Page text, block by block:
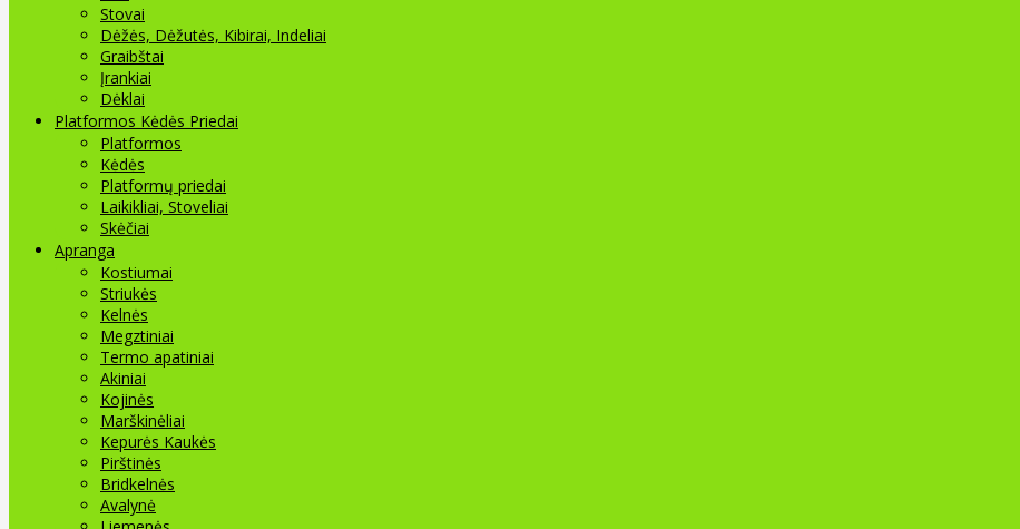
Stovai
Dėžės, Dėžutės, Kibirai, Indeliai
Graibštai
Įrankiai
Dėklai
Platformos Kėdės Priedai
Platformos
Kėdės
Platformų priedai
Laikikliai, Stoveliai
Skėčiai
Apranga
Kostiumai
Striukės
Kelnės
Megztiniai
Termo apatiniai
Akiniai
Kojinės
Marškinėliai
Kepurės Kaukės
Pirštinės
Bridkelnės
Avalynė